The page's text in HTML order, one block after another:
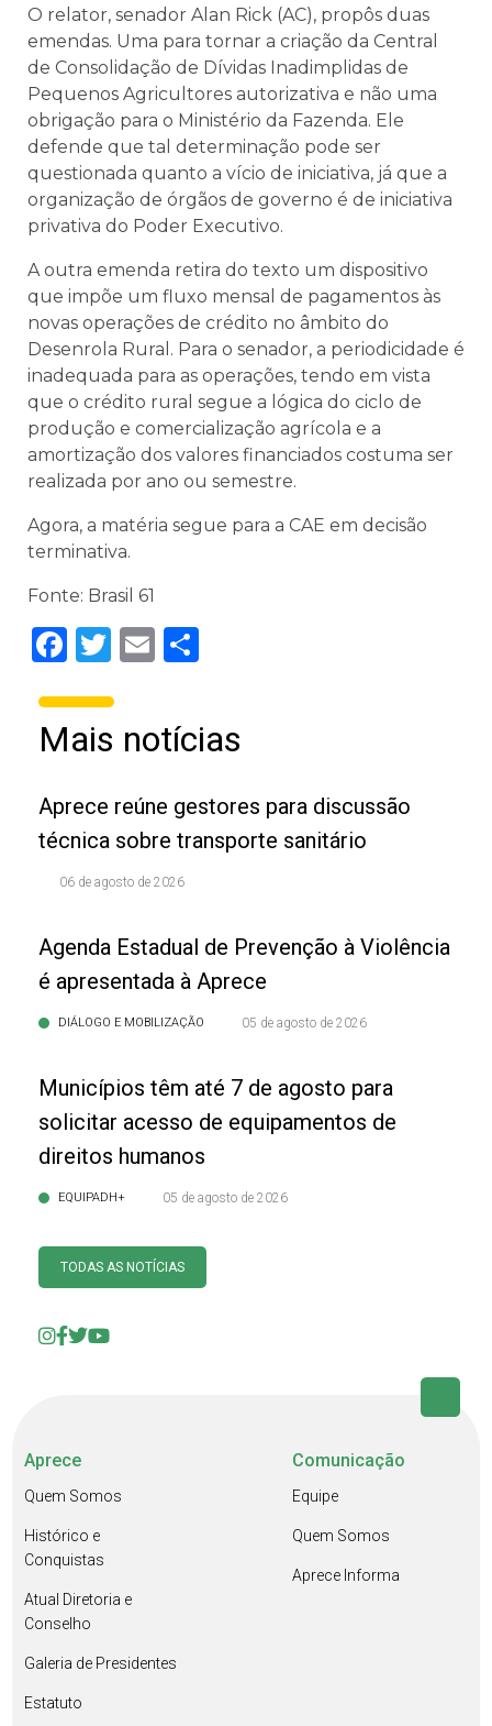
O relator, senador Alan Rick (AC), propôs duas
emendas. Uma para tornar a criação da Central
de Consolidação de Dívidas Inadimplidas de
Pequenos Agricultores autorizativa e não uma
obrigação para o Ministério da Fazenda. Ele
defende que tal determinação pode ser
questionada quanto a vício de iniciativa, já que a
organização de órgãos de governo é de iniciativa
privativa do Poder Executivo.
A outra emenda retira do texto um dispositivo
que impõe um fluxo mensal de pagamentos às
novas operações de crédito no âmbito do
Desenrola Rural. Para o senador, a periodicidade é
inadequada para as operações, tendo em vista
que o crédito rural segue a lógica do ciclo de
produção e comercialização agrícola e a
amortização dos valores financiados costuma ser
realizada por ano ou semestre.
Agora, a matéria segue para a CAE em decisão
terminativa.
Fonte: Brasil 61
Facebook
Twitter
Email
Mais notícias
Aprece reúne gestores para discussão
técnica sobre transporte sanitário
06 de agosto de 2026
Agenda Estadual de Prevenção à Violência
é apresentada à Aprece
DIÁLOGO E MOBILIZAÇÃO 05 de agosto de 2026
Municípios têm até 7 de agosto para
solicitar acesso de equipamentos de
direitos humanos
EQUIPADH+ 05 de agosto de 2026
TODAS AS NOTÍCIAS
Aprece
Quem Somos
Histórico e
Conquistas
Atual Diretoria e
Conselho
Galeria de Presidentes
Estatuto
Comunicação
Equipe
Quem Somos
Aprece Informa